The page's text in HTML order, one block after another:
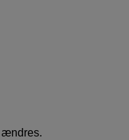
ændres.